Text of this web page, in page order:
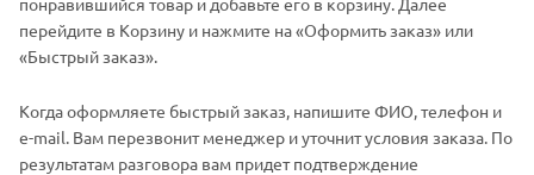
перейдите в Корзину и нажмите на «Оформить заказ» или
«Быстрый заказ».
Когда оформляете быстрый заказ, напишите ФИО, телефон и
e-mail. Вам перезвонит менеджер и уточнит условия заказа. По
результатам разговора вам придет подтверждение